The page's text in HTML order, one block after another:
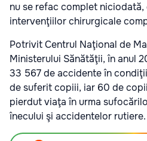
nu se refac complet
intervenţiilor chirurgicale
Potrivit Centrul Naţional de
Ministerului Sănătăţii, în anul
33 567 de accidente în
de suferit copiii, iar 60 de
pierdut viaţa în urma
înecului şi accidentelor rutiere.